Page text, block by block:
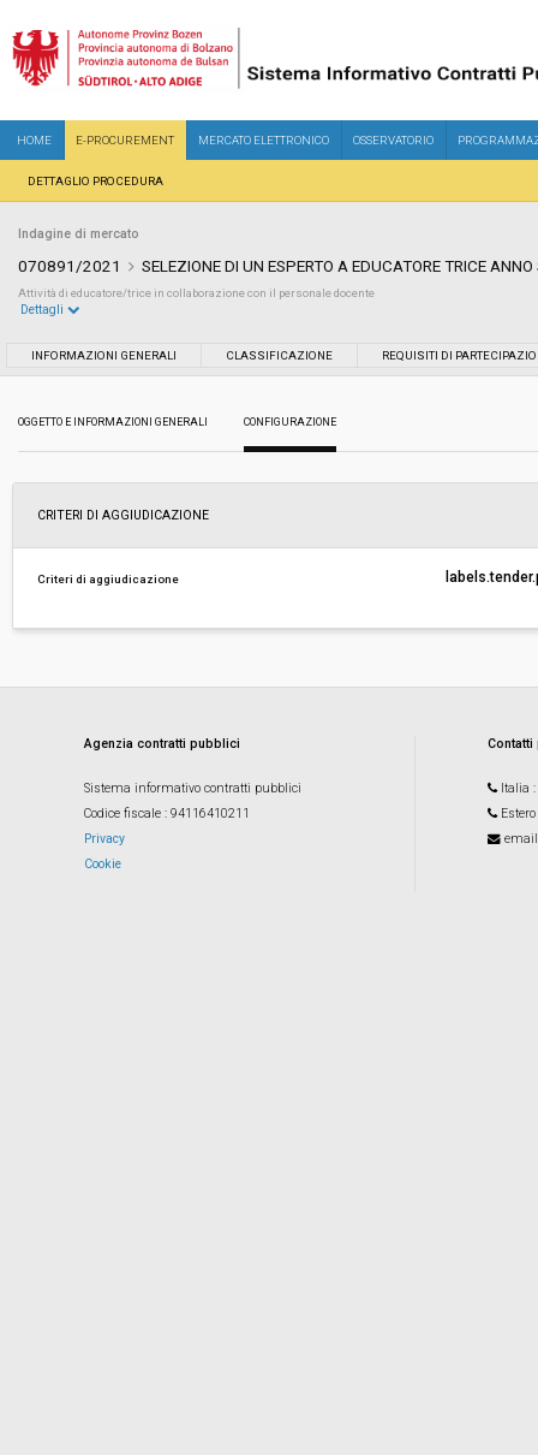
HOME E-PROCUREMENT MERCATO ELETTRONICO OSSERVATORIO
DETTAGLIO PROCEDURA
Indagine di mercato
070891/2021 SELEZIONE DI UN ESPERTO A EDUCATORE TRICE
Attività di educatore/trice in collaborazione con il personale docente
Importo a base di gara soggetto a
Costi di sicurezza non soggetti a
Dettagli
INFORMAZIONI GENERALI CLASSIFICAZIONE REQUISITI DI
OGGETTO E INFORMAZIONI GENERALI CONFIGURAZIONE
CRITERI DI AGGIUDICAZIONE
Criteri di aggiudicazione
Agenzia contratti pubblici
Sistema informativo contratti pubblici
Codice fiscale : 94116410211
Privacy
Cookie
Italia
Estero
email